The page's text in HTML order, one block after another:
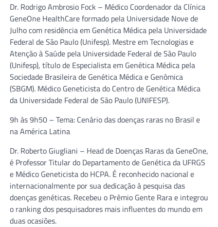
Dr. Rodrigo Ambrosio Fock – Médico Coordenador da Clínica
GeneOne HealthCare formado pela Universidade Nove de
Julho com residência em Genética Médica pela Universidade
Federal de São Paulo (Unifesp). Mestre em Tecnologias e
Atenção à Saúde pela Universidade Federal de São Paulo
(Unifesp), título de Especialista em Genética Médica pela
Sociedade Brasileira de Genética Médica e Genômica
(SBGM). Médico Geneticista do Centro de Genética Médica
da Universidade Federal de São Paulo (UNIFESP).
9h às 9h50 – Tema: Cenário das doenças raras no Brasil e
na América Latina
Dr. Roberto Giugliani – Head de Doenças Raras da GeneOne,
é Professor Titular do Departamento de Genética da UFRGS
e Médico Geneticista do HCPA. É reconhecido nacional e
internacionalmente por sua dedicação à pesquisa das
doenças genéticas. Recebeu o Prêmio Gente Rara e integrou
o ranking dos pesquisadores mais influentes do mundo em
duas ocasiões.